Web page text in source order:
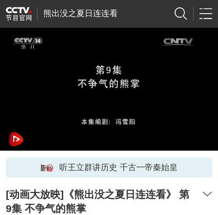
熊出没之夏日连连看
听王立群讲历史 千古一帝秦始皇
[动画大放映]《熊出没之夏日连连看》 第
9集 不争气的熊掌